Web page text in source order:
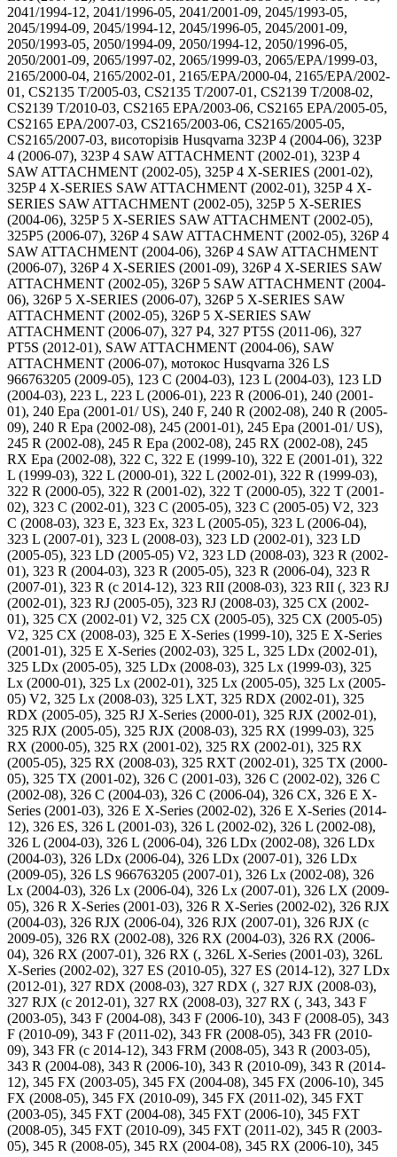
2041/1994-12, 2041/1996-05, 2041/2001-09, 2045/1993-05,
2045/1994-09, 2045/1994-12, 2045/1996-05, 2045/2001-09,
2050/1993-05, 2050/1994-09, 2050/1994-12, 2050/1996-05,
2050/2001-09, 2065/1997-02, 2065/1999-03, 2065/EPA/1999-03,
2165/2000-04, 2165/2002-01, 2165/EPA/2000-04, 2165/EPA/2002-
01, CS2135 T/2005-03, CS2135 T/2007-01, CS2139 T/2008-02,
CS2139 T/2010-03, CS2165 EPA/2003-06, CS2165 EPA/2005-05,
CS2165 EPA/2007-03, CS2165/2003-06, CS2165/2005-05,
CS2165/2007-03, висоторізів Husqvarna 323P 4 (2004-06), 323P
4 (2006-07), 323P 4 SAW ATTACHMENT (2002-01), 323P 4
SAW ATTACHMENT (2002-05), 325P 4 X-SERIES (2001-02),
325P 4 X-SERIES SAW ATTACHMENT (2002-01), 325P 4 X-
SERIES SAW ATTACHMENT (2002-05), 325P 5 X-SERIES
(2004-06), 325P 5 X-SERIES SAW ATTACHMENT (2002-05),
325P5 (2006-07), 326P 4 SAW ATTACHMENT (2002-05), 326P 4
SAW ATTACHMENT (2004-06), 326P 4 SAW ATTACHMENT
(2006-07), 326P 4 X-SERIES (2001-09), 326P 4 X-SERIES SAW
ATTACHMENT (2002-05), 326P 5 SAW ATTACHMENT (2004-
06), 326P 5 X-SERIES (2006-07), 326P 5 X-SERIES SAW
ATTACHMENT (2002-05), 326P 5 X-SERIES SAW
ATTACHMENT (2006-07), 327 P4, 327 PT5S (2011-06), 327
PT5S (2012-01), SAW ATTACHMENT (2004-06), SAW
ATTACHMENT (2006-07), мотокос Husqvarna 326 LS
966763205 (2009-05), 123 C (2004-03), 123 L (2004-03), 123 LD
(2004-03), 223 L, 223 L (2006-01), 223 R (2006-01), 240 (2001-
01), 240 Epa (2001-01/ US), 240 F, 240 R (2002-08), 240 R (2005-
09), 240 R Epa (2002-08), 245 (2001-01), 245 Epa (2001-01/ US),
245 R (2002-08), 245 R Epa (2002-08), 245 RX (2002-08), 245
RX Epa (2002-08), 322 C, 322 E (1999-10), 322 E (2001-01), 322
L (1999-03), 322 L (2000-01), 322 L (2002-01), 322 R (1999-03),
322 R (2000-05), 322 R (2001-02), 322 T (2000-05), 322 T (2001-
02), 323 C (2002-01), 323 C (2005-05), 323 C (2005-05) V2, 323
C (2008-03), 323 E, 323 Ex, 323 L (2005-05), 323 L (2006-04),
323 L (2007-01), 323 L (2008-03), 323 LD (2002-01), 323 LD
(2005-05), 323 LD (2005-05) V2, 323 LD (2008-03), 323 R (2002-
01), 323 R (2004-03), 323 R (2005-05), 323 R (2006-04), 323 R
(2007-01), 323 R (c 2014-12), 323 RII (2008-03), 323 RII (, 323 RJ
(2002-01), 323 RJ (2005-05), 323 RJ (2008-03), 325 CX (2002-
01), 325 CX (2002-01) V2, 325 CX (2005-05), 325 CX (2005-05)
V2, 325 CX (2008-03), 325 E X-Series (1999-10), 325 E X-Series
(2001-01), 325 E X-Series (2002-03), 325 L, 325 LDx (2002-01),
325 LDx (2005-05), 325 LDx (2008-03), 325 Lx (1999-03), 325
Lx (2000-01), 325 Lx (2002-01), 325 Lx (2005-05), 325 Lx (2005-
05) V2, 325 Lx (2008-03), 325 LXT, 325 RDX (2002-01), 325
RDX (2005-05), 325 RJ X-Series (2000-01), 325 RJX (2002-01),
325 RJX (2005-05), 325 RJX (2008-03), 325 RX (1999-03), 325
RX (2000-05), 325 RX (2001-02), 325 RX (2002-01), 325 RX
(2005-05), 325 RX (2008-03), 325 RXT (2002-01), 325 TX (2000-
05), 325 TX (2001-02), 326 C (2001-03), 326 C (2002-02), 326 C
(2002-08), 326 C (2004-03), 326 C (2006-04), 326 CX, 326 E X-
Series (2001-03), 326 E X-Series (2002-02), 326 E X-Series (2014-
12), 326 ES, 326 L (2001-03), 326 L (2002-02), 326 L (2002-08),
326 L (2004-03), 326 L (2006-04), 326 LDx (2002-08), 326 LDx
(2004-03), 326 LDx (2006-04), 326 LDx (2007-01), 326 LDx
(2009-05), 326 LS 966763205 (2007-01), 326 Lx (2002-08), 326
Lx (2004-03), 326 Lx (2006-04), 326 Lx (2007-01), 326 LX (2009-
05), 326 R X-Series (2001-03), 326 R X-Series (2002-02), 326 RJX
(2004-03), 326 RJX (2006-04), 326 RJX (2007-01), 326 RJX (c
2009-05), 326 RX (2002-08), 326 RX (2004-03), 326 RX (2006-
04), 326 RX (2007-01), 326 RX (, 326L X-Series (2001-03), 326L
X-Series (2002-02), 327 ES (2010-05), 327 ES (2014-12), 327 LDx
(2012-01), 327 RDX (2008-03), 327 RDX (, 327 RJX (2008-03),
327 RJX (c 2012-01), 327 RX (2008-03), 327 RX (, 343, 343 F
(2003-05), 343 F (2004-08), 343 F (2006-10), 343 F (2008-05), 343
F (2010-09), 343 F (2011-02), 343 FR (2008-05), 343 FR (2010-
09), 343 FR (c 2014-12), 343 FRM (2008-05), 343 R (2003-05),
343 R (2004-08), 343 R (2006-10), 343 R (2010-09), 343 R (2014-
12), 345 FX (2003-05), 345 FX (2004-08), 345 FX (2006-10), 345
FX (2008-05), 345 FX (2010-09), 345 FX (2011-02), 345 FXT
(2003-05), 345 FXT (2004-08), 345 FXT (2006-10), 345 FXT
(2008-05), 345 FXT (2010-09), 345 FXT (2011-02), 345 R (2003-
05), 345 R (2008-05), 345 RX (2004-08), 345 RX (2006-10), 345